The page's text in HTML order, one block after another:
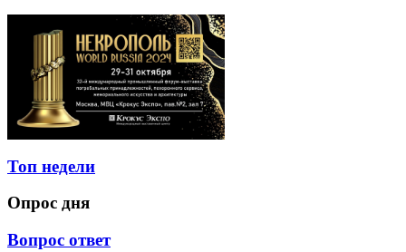
Топ недели
Опрос дня
Вопрос ответ